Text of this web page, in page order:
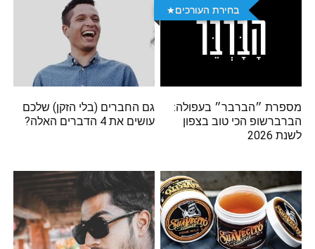
בחירת העורכים
מספרת ״הברבר״ בעפולה:
הברברשופ הכי טוב בצפון
לשנת 2026
גם החברים (בלי הזקן) שלכם
עושים את 4 הדברים האלה?